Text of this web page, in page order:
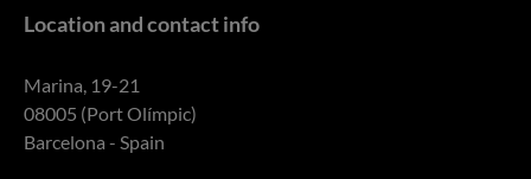
Location and contact info
Marina, 19-21
08005 (Port Olímpic)
Barcelona - Spain